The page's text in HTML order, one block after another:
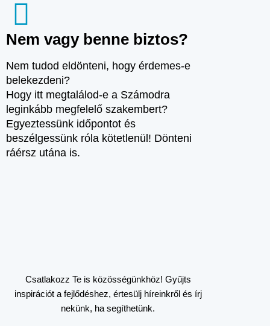
Nem vagy benne biztos?
Nem tudod eldönteni, hogy érdemes-e
belekezdeni?
Hogy itt megtalálod-e a Számodra
leginkább megfelelő szakembert?
Egyeztessünk időpontot és
beszélgessünk róla kötetlenül! Dönteni
ráérsz utána is.
Csatlakozz Te is közösségünkhöz! Gyűjts
inspirációt a fejlődéshez, értesülj híreinkről és írj
nekünk, ha segíthetünk.